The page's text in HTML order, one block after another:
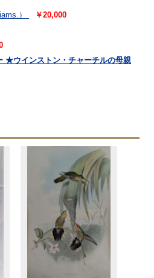
） ￥20,000
★ウインストン・チャーチルの母親